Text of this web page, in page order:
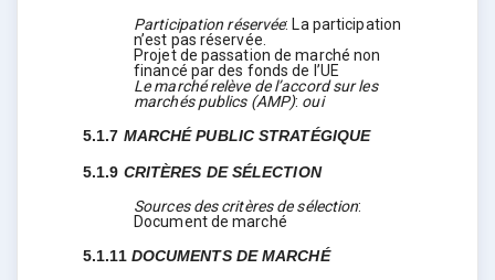
Participation réservée: La participation
n’est pas réservée.
Projet de passation de marché non
financé par des fonds de l’UE
Le marché relève de l’accord sur les
marchés publics (AMP): oui
5.1.7 MARCHÉ PUBLIC STRATÉGIQUE
5.1.9 CRITÈRES DE SÉLECTION
Sources des critères de sélection:
Document de marché
5.1.11 DOCUMENTS DE MARCHÉ